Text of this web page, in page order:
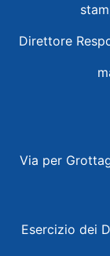
Direttore
Via per
Esercizio dei